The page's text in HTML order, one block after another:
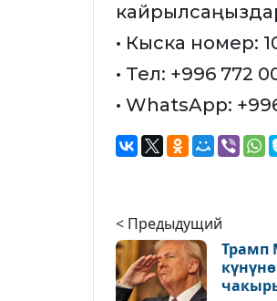
• Кыска номер:
• Тел: +996 772
• WhatsApp:
< Предыдущий
Трамп